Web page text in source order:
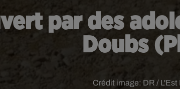
par des
Doubs
Crédit image: DR /